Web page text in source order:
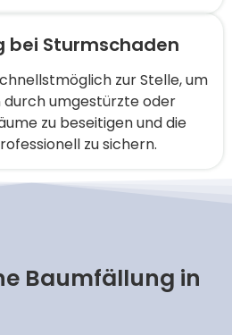
bei Sturmschaden
zur Stelle, um
umgestürzte oder
zu beseitigen und die
zu sichern.
Baumfällung in